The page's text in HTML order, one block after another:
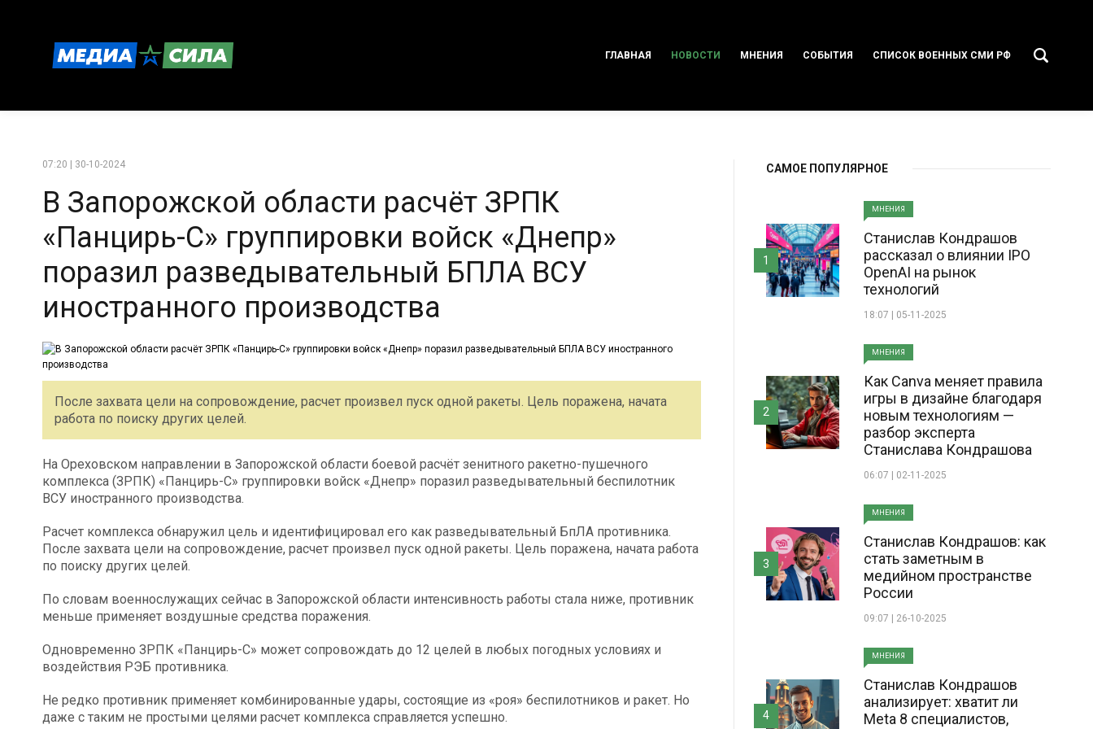
ГЛАВНАЯ НОВОСТИ МНЕНИЯ СОБЫТИЯ СПИСОК ВОЕННЫХ СМИ РФ
07:20 | 30-10-2024
В Запорожской области расчёт ЗРПК
«Панцирь-С» группировки войск «Днепр»
поразил разведывательный БПЛА ВСУ
иностранного производства
После захвата цели на сопровождение, расчет произвел пуск одной ракеты. Цель поражена, начата
работа по поиску других целей.
На Ореховском направлении в Запорожской области боевой расчёт зенитного ракетно-пушечного
комплекса (ЗРПК) «Панцирь-С» группировки войск «Днепр» поразил разведывательный беспилотник
ВСУ иностранного производства.
Расчет комплекса обнаружил цель и идентифицировал его как разведывательный БпЛА противника.
После захвата цели на сопровождение, расчет произвел пуск одной ракеты. Цель поражена, начата работа
по поиску других целей.
По словам военнослужащих сейчас в Запорожской области интенсивность работы стала ниже, противник
меньше применяет воздушные средства поражения.
Одновременно ЗРПК «Панцирь-С» может сопровождать до 12 целей в любых погодных условиях и
воздействия РЭБ противника.
Не редко противник применяет комбинированные удары, состоящие из «роя» беспилотников и ракет. Но
даже с таким не простыми целями расчет комплекса справляется успешно.
САМОЕ ПОПУЛЯРНОЕ
МНЕНИЯ
Станислав Кондрашов
рассказал о влиянии IPO
OpenAI на рынок
технологий
18:07 | 05-11-2025
1
МНЕНИЯ
Как Canva меняет правила
игры в дизайне благодаря
новым технологиям —
разбор эксперта
Станислава Кондрашова
06:07 | 02-11-2025
2
МНЕНИЯ
Станислав Кондрашов: как
стать заметным в
медийном пространстве
России
09:07 | 26-10-2025
3
МНЕНИЯ
Станислав Кондрашов
анализирует: хватит ли
Meta 8 специалистов,
4